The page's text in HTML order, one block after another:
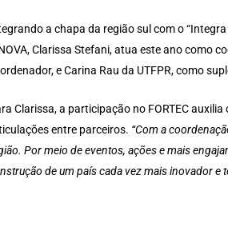
a chapa da região sul com o
Clarissa Stefani, atua este ano como
e Carina Rau da UTFPR, como
Clarissa, a participação no FORTEC
entre parceiros. “Com a
Por meio de eventos, ações e mais
de um país cada vez mais inovador e